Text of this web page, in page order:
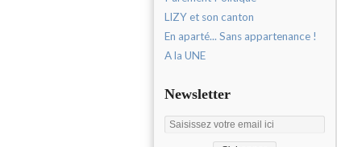
LIZY et son canton
En aparté... Sans appartenance !
A la UNE
Newsletter